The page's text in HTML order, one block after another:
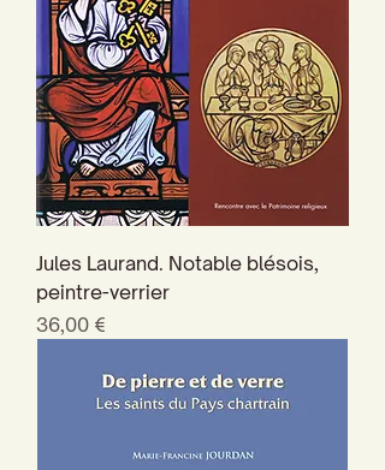
Jules Laurand. Notable blésois,
peintre-verrier
Prix
36,00 €